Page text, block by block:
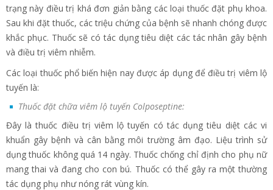
trạng này điều trị khá đơn giản bằng các loại thuốc đặt phụ khoa.
Sau khi đặt thuốc, các triệu chứng của bệnh sẽ nhanh chóng được
khắc phục. Thuốc sẽ có tác dụng tiêu diệt các tác nhân gây bệnh
và điều trị viêm nhiễm.
Các loại thuốc phổ biến hiện nay được áp dụng để điều trị viêm lộ
tuyến là:
Thuốc đặt chữa viêm lộ tuyến Colposeptine:
Đây là thuốc điều trị viêm lộ tuyến có tác dụng tiêu diệt các vi
khuẩn gây bệnh và cân bằng môi trường âm đạo. Liệu trình sử
dụng thuốc không quá 14 ngày. Thuốc chống chỉ định cho phụ nữ
mang thai và đang cho con bú. Thuốc có thể gây ra một thường
tác dụng phụ như nóng rát vùng kín.